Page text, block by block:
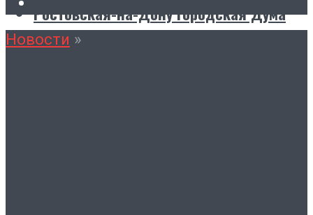
Ростовская-на-Дону городская Дума
Медиа
Новости »